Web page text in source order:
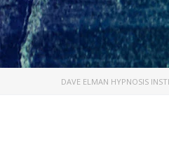
DAVE ELMAN HYPNOSIS